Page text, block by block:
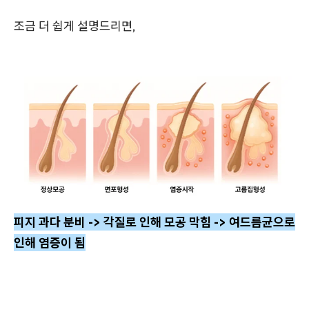
조금 더 쉽게 설명드리면,
피지 과다 분비 -> 각질로 인해 모공 막힘 -> 여드름균으로
인해 염증이 됨